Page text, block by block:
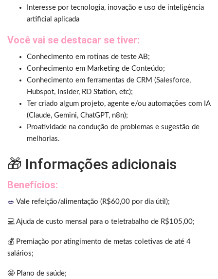
Interesse por tecnologia, inovação e uso de inteligência
artificial aplicada
Você vai se destacar se tiver:
Conhecimento em rotinas de teste AB;
Conhecimento em Marketing de Conteúdo;
Conhecimento em ferramentas de CRM (Salesforce,
Hubspot, Insider, RD Station, etc);
Ter criado algum projeto, agente e/ou automações com IA
(Claude, Gemini, ChatGPT, n8n);
Proatividade na condução de problemas e sugestão de
melhorias.
🎁 Informações adicionais
Benefícios:
🥗 Vale refeição/alimentação (R$60,00 por dia útil);
💻 Ajuda de custo mensal para o teletrabalho de R$105,00;
💰 Premiação por atingimento de metas coletivas de até 4
salários;
🤩 Plano de saúde;